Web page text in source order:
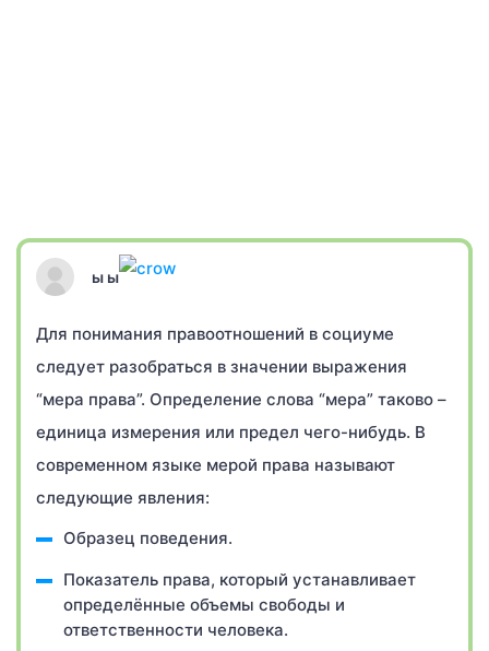
ы ы
Для понимания правоотношений в социуме
следует разобраться в значении выражения
“мера права”. Определение слова “мера” таково –
единица измерения или предел чего-нибудь. В
современном языке мерой права называют
следующие явления:
Образец поведения.
Показатель права, который устанавливает
определённые объемы свободы и
ответственности человека.